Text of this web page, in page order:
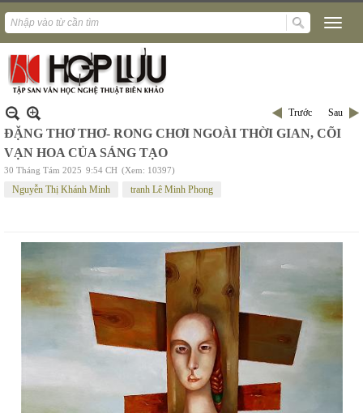
Trước Sau
ĐẶNG THƠ THƠ- RONG CHƠI NGOÀI THỜI GIAN, CÕI
VẠN HOA CỦA SÁNG TẠO
30 Tháng Tám 2025 9:54 CH (Xem: 10397)
Nguyễn Thị Khánh Minh tranh Lê Minh Phong